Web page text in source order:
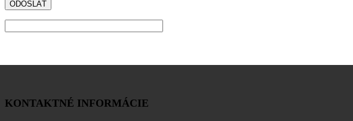
KONTAKTNÉ INFORMÁCIE